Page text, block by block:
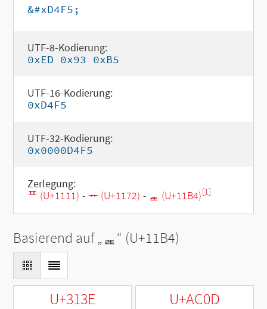
&#xD4F5;
UTF-8-Kodierung:
0xED 0x93 0xB5
UTF-16-Kodierung:
0xD4F5
UTF-32-Kodierung:
0x0000D4F5
Zerlegung:
ᄑ (U+1111) - ᅲ (U+1172) - ᆴ (U+11B4)[1]
Basierend auf „ᆴ“ (U+11B4)
U+313E U+AC0D